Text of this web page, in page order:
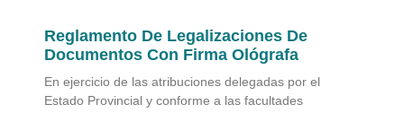
Reglamento De Legalizaciones De
Documentos Con Firma Ológrafa
En ejercicio de las atribuciones delegadas por el
Estado Provincial y conforme a las facultades